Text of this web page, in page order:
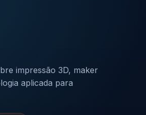
impressão 3D, maker
aplicada para